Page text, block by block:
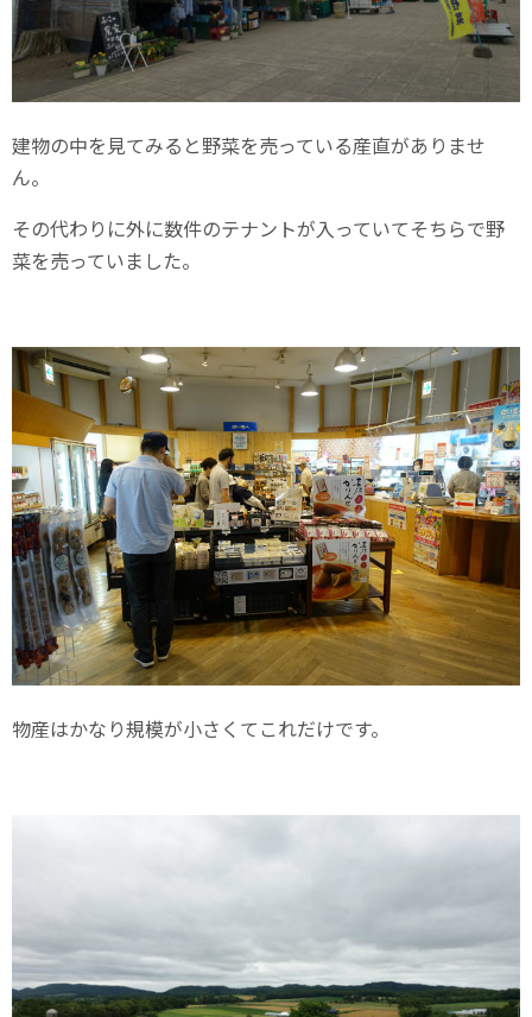
建物の中を見てみると野菜を売っている産直がありませ
ん。
その代わりに外に数件のテナントが入っていてそちらで野
菜を売っていました。
物産はかなり規模が小さくてこれだけです。